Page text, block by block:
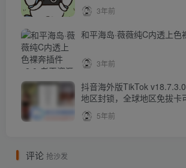
3年前
和平海岛·薇薇纯C内透上色
3年前
抖音海外版TikTok
地区封锁，全球地区免拔卡
5年前
评论 抢沙发